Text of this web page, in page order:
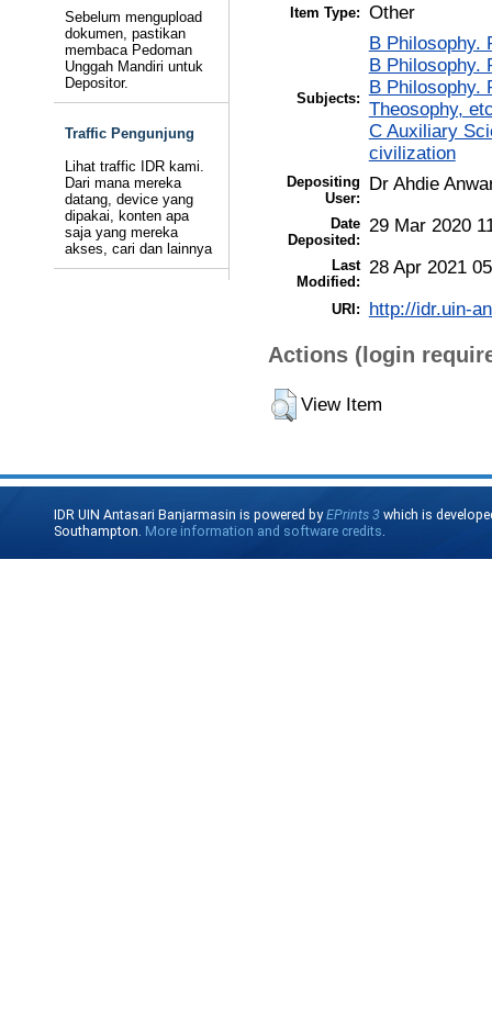
Sebelum mengupload
dokumen, pastikan
membaca Pedoman
Unggah Mandiri untuk
Depositor.
Traffic Pengunjung
Lihat traffic IDR kami.
Dari mana mereka
datang, device yang
dipakai, konten apa
saja yang mereka
akses, cari dan lainnya
Item Type: Other
Subjects:
B Philosophy.
B Philosophy.
B Philosophy.
Theosophy,
C Auxiliary
civilization
Depositing
User:
Dr Ahdie
Date
Deposited:
29 Mar 2020
Last
Modified:
28 Apr 2021
URI: http://idr.uin-
Actions (login
View Item
IDR UIN Antasari Banjarmasin is powered byEPrints 3 which is
Southampton. More information and software credits